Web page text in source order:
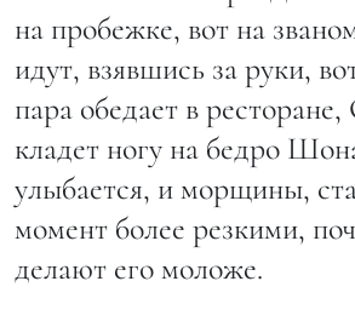
на пробежке, вот на
идут, взявшись за руки,
пара обедает в
кладет ногу на бедро
улыбается, и морщины,
момент более резкими,
делают его моложе.